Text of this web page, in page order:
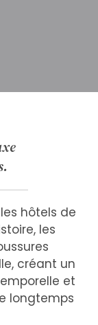
hôtels de
les
créant un
et
longtemps